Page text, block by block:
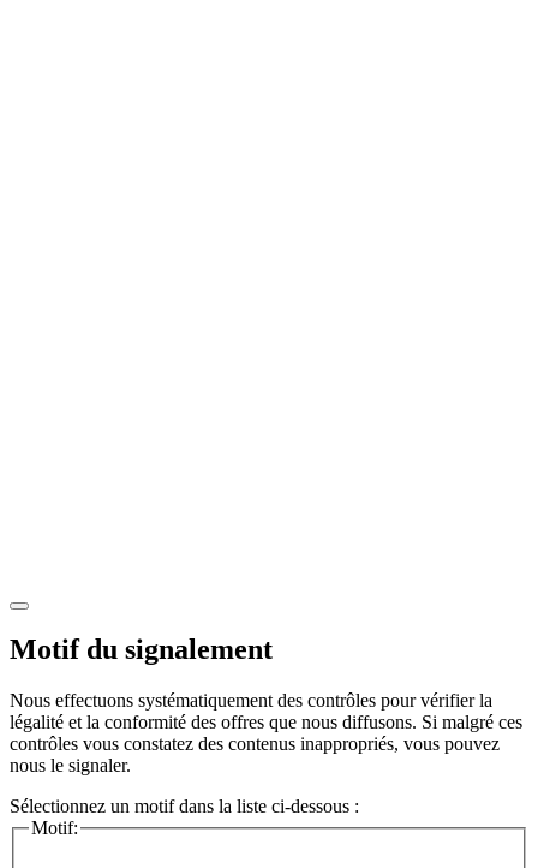
Motif du signalement
Nous effectuons systématiquement des contrôles pour vérifier la
légalité et la conformité des offres que nous diffusons. Si malgré ces
contrôles vous constatez des contenus inappropriés, vous pouvez
nous le signaler.
Sélectionnez un motif dans la liste ci-dessous :
Motif: